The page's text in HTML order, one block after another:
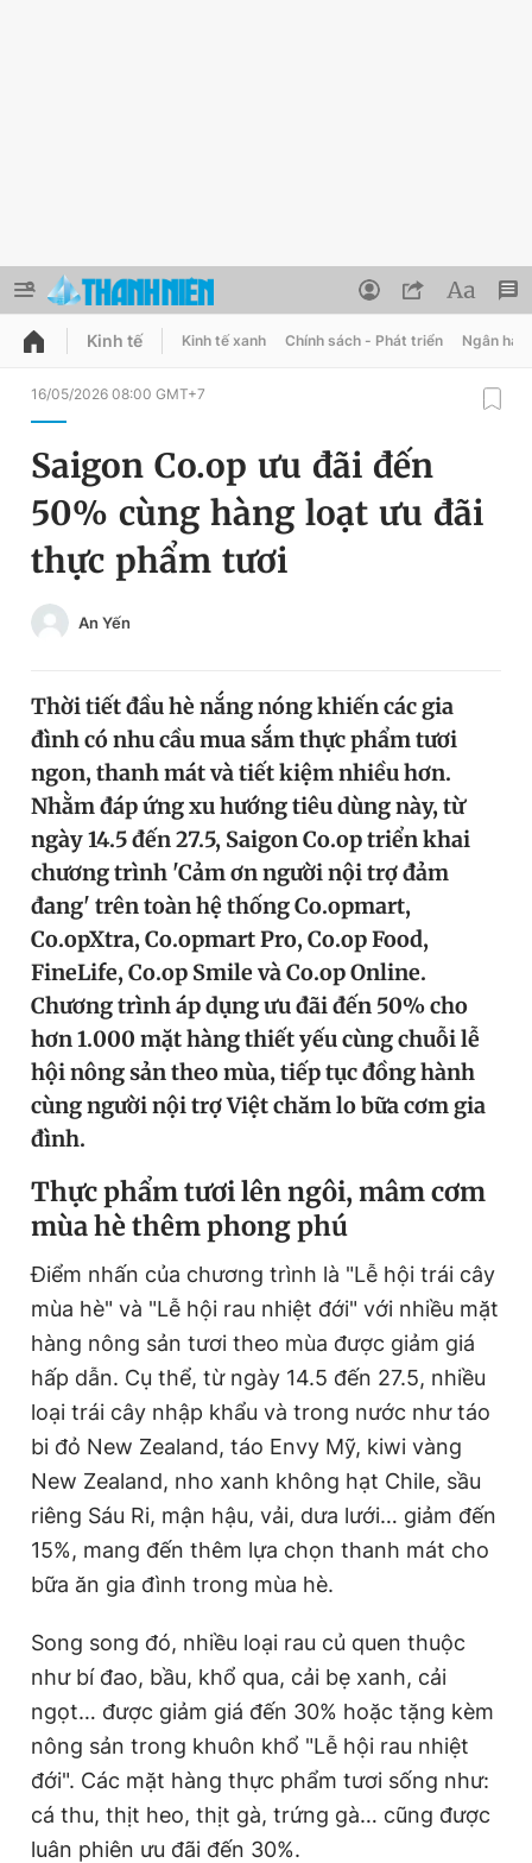
QUẢNG CÁO
Chuyên mục
Chuyên mục khác
Chào ngày mới
Tin thị trường
Magazine
Sản phẩm khác
Tiện ích Bạn cần biết
Thông tin tòa soạn Liên hệ quảng cáo
Đọc Thanh Niên trên điện thoại
Hotline
0906 645 777
Liên hệ quảng cáo
0908 780 404
Đặt báo Quảng cáo RSS Tòa soạn Chính sách bảo
Tổng biên tập: Nguyễn Ngọc Toàn
Phó tổng biên tập thường trực: Hải Thành
Phó tổng biên tập: Lâm Hiếu Dũng
Phó tổng biên tập: Trần Việt Hưng
Tổng thư ký tòa soạn: Đức Trung
© 2003-2026 Bản quyền thuộc về Báo Thanh Niên. Cấm sao
chép dưới mọi hình thức nếu không có sự chấp thuận bằng văn
bản. Phát triển bởi ePi Technologies, JSC.
Đổi mật khẩu
Tin đã lưu
Tin đã xem
Kinh tế Kinh tế xanh Chính sách - Phát triển Ngân
16/05/2026 08:00 GMT+7
Saigon Co.op ưu đãi đến
50% cùng hàng loạt ưu đãi
thực phẩm tươi
An Yến
Thời tiết đầu hè nắng nóng khiến các gia
đình có nhu cầu mua sắm thực phẩm tươi
ngon, thanh mát và tiết kiệm nhiều hơn.
Nhằm đáp ứng xu hướng tiêu dùng này, từ
ngày 14.5 đến 27.5, Saigon Co.op triển khai
chương trình 'Cảm ơn người nội trợ đảm
đang' trên toàn hệ thống Co.opmart,
Co.opXtra, Co.opmart Pro, Co.op Food,
FineLife, Co.op Smile và Co.op Online.
Chương trình áp dụng ưu đãi đến 50% cho
hơn 1.000 mặt hàng thiết yếu cùng chuỗi lễ
hội nông sản theo mùa, tiếp tục đồng hành
cùng người nội trợ Việt chăm lo bữa cơm gia
đình.
Thực phẩm tươi lên ngôi, mâm cơm
mùa hè thêm phong phú
Điểm nhấn của chương trình là "Lễ hội trái cây
mùa hè" và "Lễ hội rau nhiệt đới" với nhiều mặt
hàng nông sản tươi theo mùa được giảm giá
hấp dẫn. Cụ thể, từ ngày 14.5 đến 27.5, nhiều
loại trái cây nhập khẩu và trong nước như táo
bi đỏ New Zealand, táo Envy Mỹ, kiwi vàng
New Zealand, nho xanh không hạt Chile, sầu
riêng Sáu Ri, mận hậu, vải, dưa lưới… giảm đến
15%, mang đến thêm lựa chọn thanh mát cho
bữa ăn gia đình trong mùa hè.
Song song đó, nhiều loại rau củ quen thuộc
như bí đao, bầu, khổ qua, cải bẹ xanh, cải
ngọt… được giảm giá đến 30% hoặc tặng kèm
nông sản trong khuôn khổ "Lễ hội rau nhiệt
đới". Các mặt hàng thực phẩm tươi sống như:
cá thu, thịt heo, thịt gà, trứng gà… cũng được
luân phiên ưu đãi đến 30%.